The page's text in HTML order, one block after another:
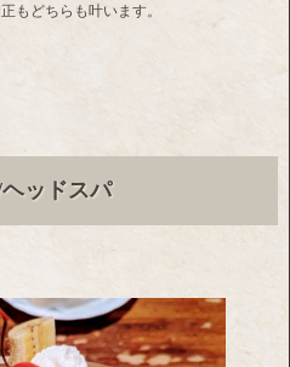
もどちらも叶います。
ッドスパ